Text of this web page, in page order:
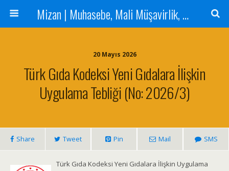
Mizan | Muhasebe, Mali Müşavirlik, Denetim Hizmetleri
20 Mayıs 2026
Türk Gıda Kodeksi Yeni Gıdalara İlişkin
Uygulama Tebliği (No: 2026/3)
Share Tweet Pin Mail SMS
Türk Gıda Kodeksi Yeni Gıdalara İlişkin Uygulama